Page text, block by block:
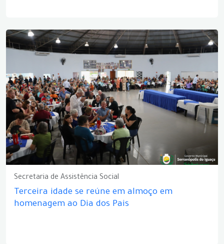
Secretaria de Assistência Social
Terceira idade se reúne em almoço em
homenagem ao Dia dos Pais